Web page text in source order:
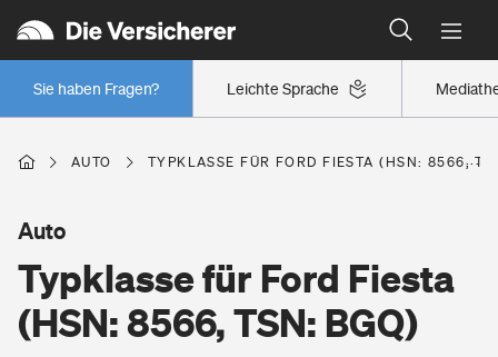
Leichte Sprache
Sie haben Fragen?
Wer versichert was: Jetzt Versicherer finden
Regionalklassen: So ist Ihre Region eingestuft
Wer versichert was: Jetzt Versicherer finden
Berufsunfähigkeitsversicherung
Erwerbsunfähigkeitsversicherung
Wohnen
AUTO TYPKLASSE FÜR FORD FIESTA (HSN: 8566,
Typklasse für Ford Fiesta
(HSN: 8566, TSN: BGQ)
Auto